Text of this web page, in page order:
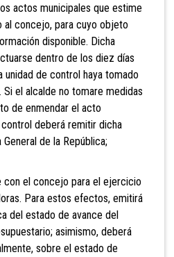
actos municipales que estime
al concejo, para cuyo objeto
disponible. Dicha
dentro de los diez días
unidad de control haya tomado
el alcalde no tomare medidas
de enmendar el acto
deberá remitir dicha
de la República;
el concejo para el ejercicio
Para estos efectos, emitirá
del estado de avance del
asimismo, deberá
sobre el estado de